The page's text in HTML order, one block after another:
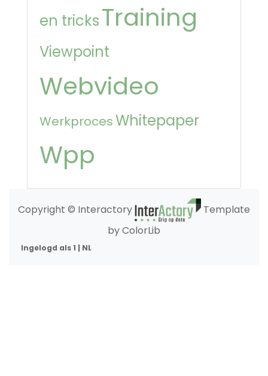
en tricksTraining
Viewpoint
Webvideo
WerkprocesWhitepaper
Wpp
Copyright © Interactory
Template
by ColorLib
Ingelogd als 1 | NL